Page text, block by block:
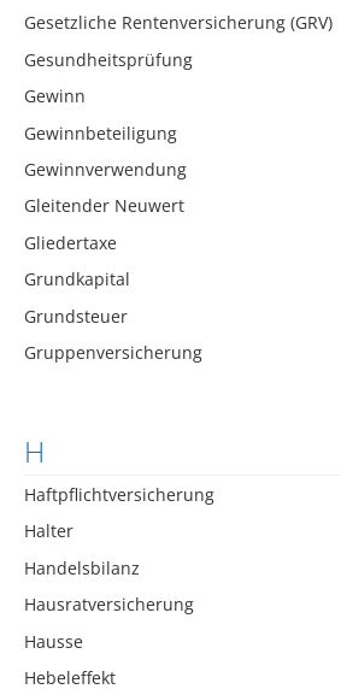
Gesetzliche Rentenversicherung (GRV)
Gesundheitsprüfung
Gewinn
Gewinnbeteiligung
Gewinnverwendung
Gleitender Neuwert
Gliedertaxe
Grundkapital
Grundsteuer
Gruppenversicherung
H
Haftpflichtversicherung
Halter
Handelsbilanz
Hausratversicherung
Hausse
Hebeleffekt